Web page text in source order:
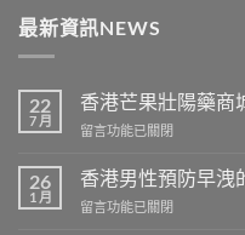
最新資訊NEWS
22
7 月
香港芒果壯陽藥商
在
港
芒
果
留言功能已關閉
26
1 月
香港男性預防早洩
在
留言功能已關閉